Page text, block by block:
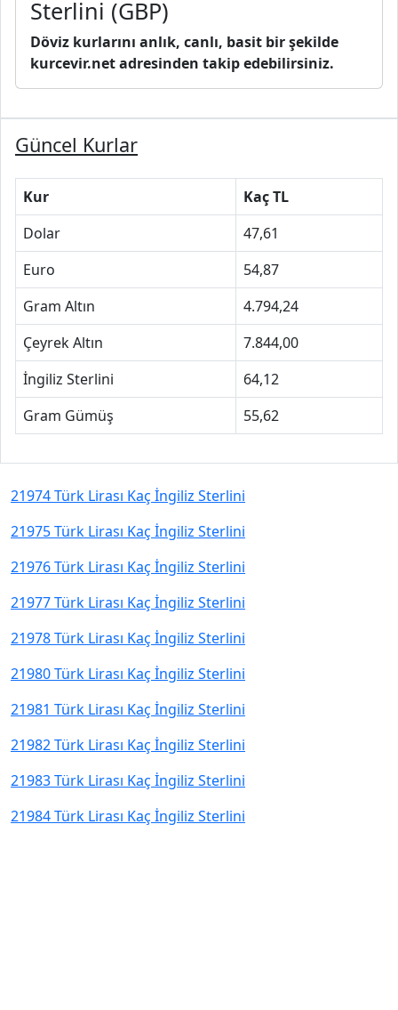
Sterlini (GBP)
Döviz kurlarını anlık, canlı, basit bir şekilde
kurcevir.net adresinden takip edebilirsiniz.
Güncel Kurlar
Kur
Kaç TL
Dolar
47,61
Euro
54,87
Gram Altın
4.794,24
Çeyrek Altın
7.844,00
İngiliz Sterlini
64,12
Gram Gümüş
55,62
21974 Türk Lirası Kaç İngiliz Sterlini
21975 Türk Lirası Kaç İngiliz Sterlini
21976 Türk Lirası Kaç İngiliz Sterlini
21977 Türk Lirası Kaç İngiliz Sterlini
21978 Türk Lirası Kaç İngiliz Sterlini
21980 Türk Lirası Kaç İngiliz Sterlini
21981 Türk Lirası Kaç İngiliz Sterlini
21982 Türk Lirası Kaç İngiliz Sterlini
21983 Türk Lirası Kaç İngiliz Sterlini
21984 Türk Lirası Kaç İngiliz Sterlini